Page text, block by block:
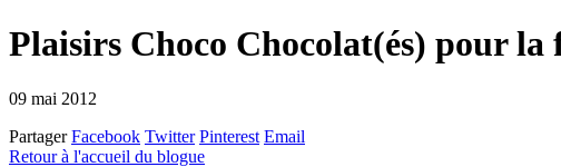
Plaisirs Choco Chocolat(és) pour la
09 mai 2012
Partager Facebook Twitter Pinterest Email
Retour à l'accueil du blogue